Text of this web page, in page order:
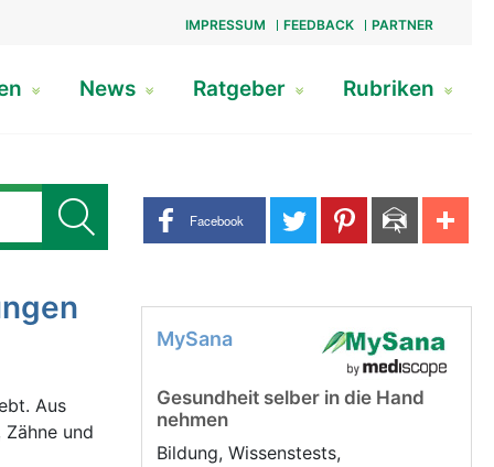
IMPRESSUM FEEDBACK PARTNER
News Ratgeber Rubriken
Share buttons
Facebook
Aus
und
MySana
Gesundheit selber in die Hand
nehmen
Bildung, Wissenstests,